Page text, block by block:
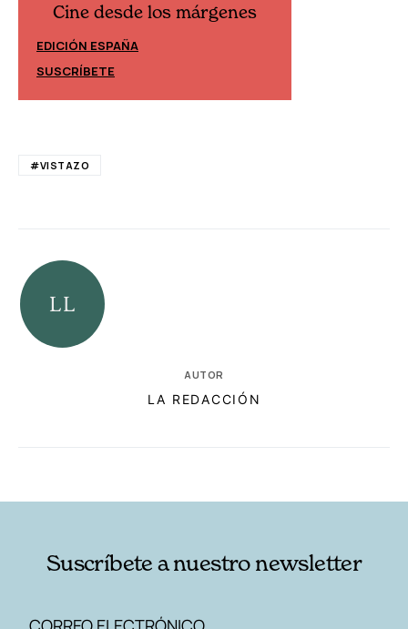
Cine desde los márgenes
EDICIÓN ESPAÑA
SUSCRÍBETE
#VISTAZO
AUTOR
LA REDACCIÓN
Suscríbete a nuestro newsletter